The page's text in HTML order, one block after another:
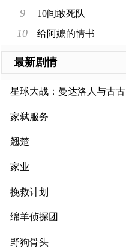
9 10间敢死队
10 给阿嬷的情书
最新剧情
星球大战：曼达洛人与古古
家弑服务
翘楚
家业
挽救计划
绵羊侦探团
野狗骨头